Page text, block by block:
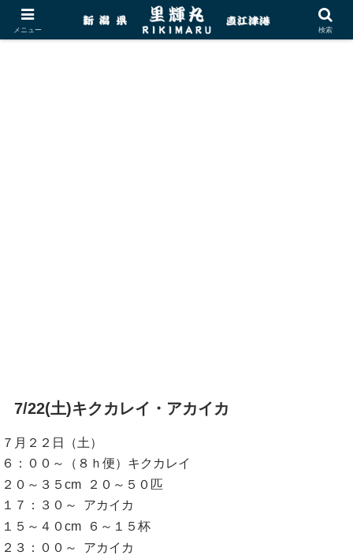
7/22(土)キクカレイ・アカイカ
７月２２日（土）
６：００～（８ｈ便）キクカレイ
２０～３５cm ２０～５０匹
１７：３０～ アカイカ
１５～４０cm ６～１５杯
２３：００～ アカイカ
メニュー 検索